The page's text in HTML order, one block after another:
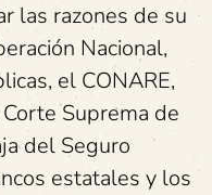
las razones de su
Nacional,
el CONARE,
Suprema de
del Seguro
estatales y los